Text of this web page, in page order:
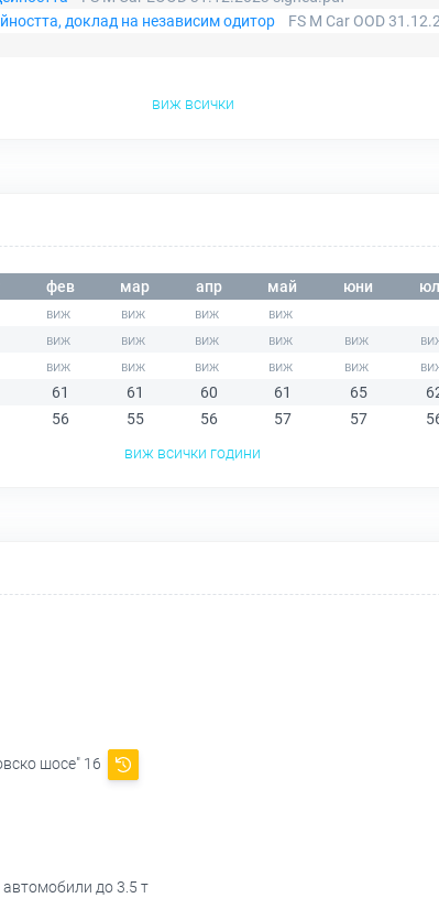
доклад на независим одитор
FS M Car OOD
виж всички
фев мар апр май юни
61 61 60 61 65
56 55 56 57 57
виж всички години
шосе" 16
до 3.5 т